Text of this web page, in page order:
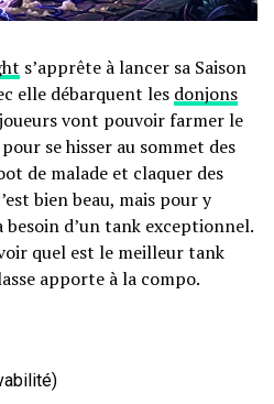
s’apprête à lancer sa Saison
elle débarquent les donjons
vont pouvoir farmer le
se hisser au sommet des
de malade et claquer des
bien beau, mais pour y
d’un tank exceptionnel.
quel est le meilleur tank
apporte à la compo.